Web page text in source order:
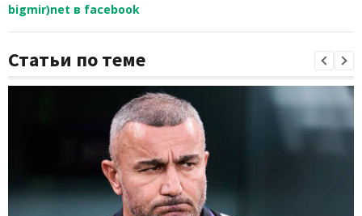
bigmir)net в facebook
Статьи по теме